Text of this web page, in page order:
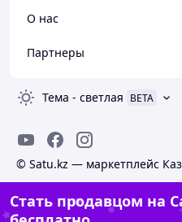
О нас
Партнеры
Тема - светлая BETA
© Satu.kz — маркетплейс
Стать продавцом на